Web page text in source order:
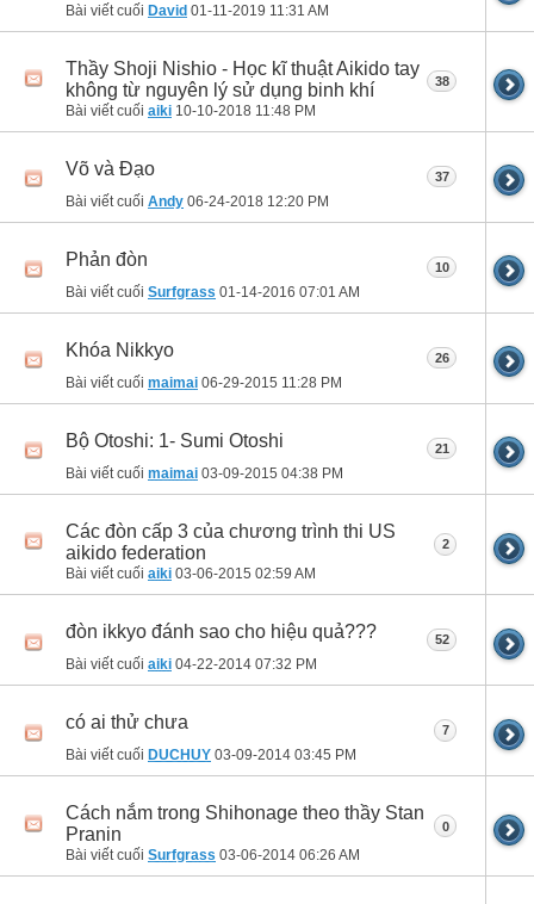
Bài viết cuối David 01-11-2019 11:31 AM
Thầy Shoji Nishio - Học kĩ thuật Aikido tay
không từ nguyên lý sử dụng binh khí
Bài viết cuối aiki 10-10-2018 11:48 PM
38
Võ và Đạo
Bài viết cuối Andy 06-24-2018 12:20 PM
37
Phản đòn
Bài viết cuối Surfgrass 01-14-2016 07:01 AM
10
Khóa Nikkyo
Bài viết cuối maimai 06-29-2015 11:28 PM
26
Bộ Otoshi: 1- Sumi Otoshi
Bài viết cuối maimai 03-09-2015 04:38 PM
21
Các đòn cấp 3 của chương trình thi US
aikido federation
Bài viết cuối aiki 03-06-2015 02:59 AM
2
đòn ikkyo đánh sao cho hiệu quả???
Bài viết cuối aiki 04-22-2014 07:32 PM
52
có ai thử chưa
Bài viết cuối DUCHUY 03-09-2014 03:45 PM
7
Cách nắm trong Shihonage theo thầy Stan
Pranin
Bài viết cuối Surfgrass 03-06-2014 06:26 AM
0